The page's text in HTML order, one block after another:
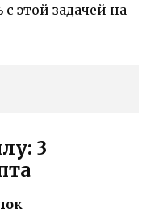
этой задачей на
3